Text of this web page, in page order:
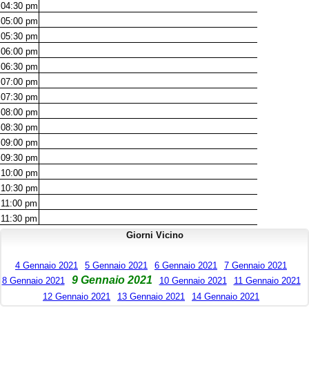
04:30 pm
05:00 pm
05:30 pm
06:00 pm
06:30 pm
07:00 pm
07:30 pm
08:00 pm
08:30 pm
09:00 pm
09:30 pm
10:00 pm
10:30 pm
11:00 pm
11:30 pm
Giorni Vicino
4 Gennaio 2021 5 Gennaio 2021 6 Gennaio 2021
7 Gennaio 2021
8 Gennaio 2021
9 Gennaio 2021 10 Gennaio 2021
11 Gennaio 2021
12 Gennaio 2021
13 Gennaio 2021 14 Gennaio 2021